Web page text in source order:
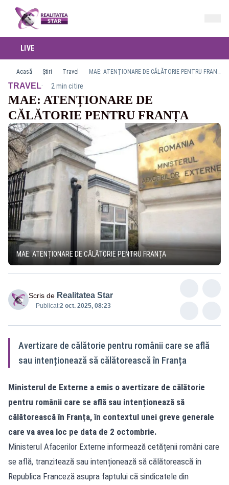
LIVE
Acasă Știri Travel MAE: ATENȚIONARE DE CĂLĂTORIE PENTRU FRANȚA
TRAVEL· 2 min citire
MAE: ATENȚIONARE DE
CĂLĂTORIE PENTRU FRANȚA
MAE: ATENȚIONARE DE CĂLĂTORIE PENTRU FRANȚA
Scris de Realitatea Star
Publicat:2 oct. 2025, 08:23
Avertizare de călătorie pentru românii care se află
sau intenționează să călătorească în Franța
Ministerul de Externe a emis o avertizare de călătorie
pentru românii care se află sau intenționează să
călătorească în Franța, în contextul unei greve generale
care va avea loc pe data de 2 octombrie.
Ministerul Afacerilor Externe informează cetățenii români care
se află, tranzitează sau intenționează să călătorească în
Republica Franceză asupra faptului că sindicatele din